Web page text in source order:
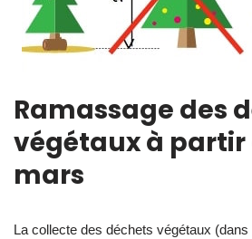
Ramassage des
végétaux à partir
mars
La collecte des déchets végétaux